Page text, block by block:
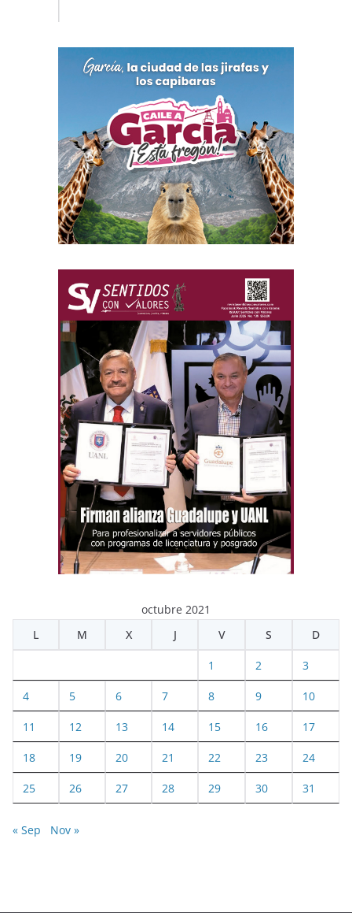
octubre 2021
L
M X J V S D
1 2 3
4 5 6 7 8 9 10
11 12 13 14 15 16 17
18 19 20 21 22 23 24
25 26 27 28 29 30 31
« Sep Nov »